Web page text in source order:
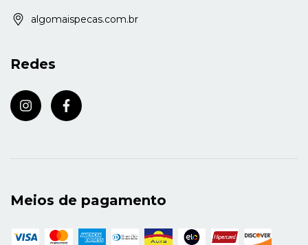
algomaispecas.com.br
Redes
Meios de pagamento